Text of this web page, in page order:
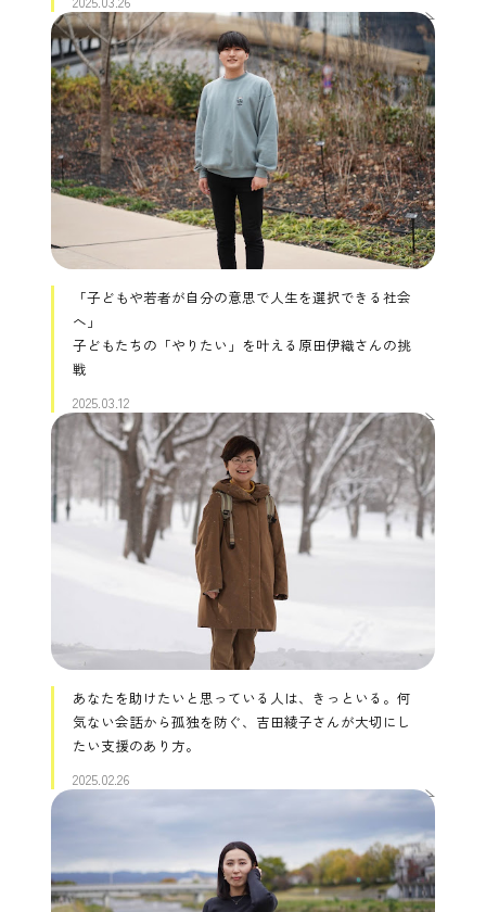
「子どもや若者が自分の意思で人生を選択できる社会
へ」
子どもたちの「やりたい」を叶える原田伊織さんの挑
戦
2025.03.12
あなたを助けたいと思っている人は、きっといる。何
気ない会話から孤独を防ぐ、吉田綾子さんが大切にし
たい支援のあり方。
2025.02.26